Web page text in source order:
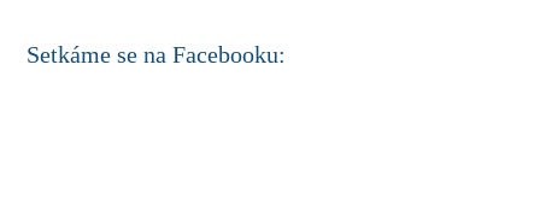
Setkáme se na Facebooku: